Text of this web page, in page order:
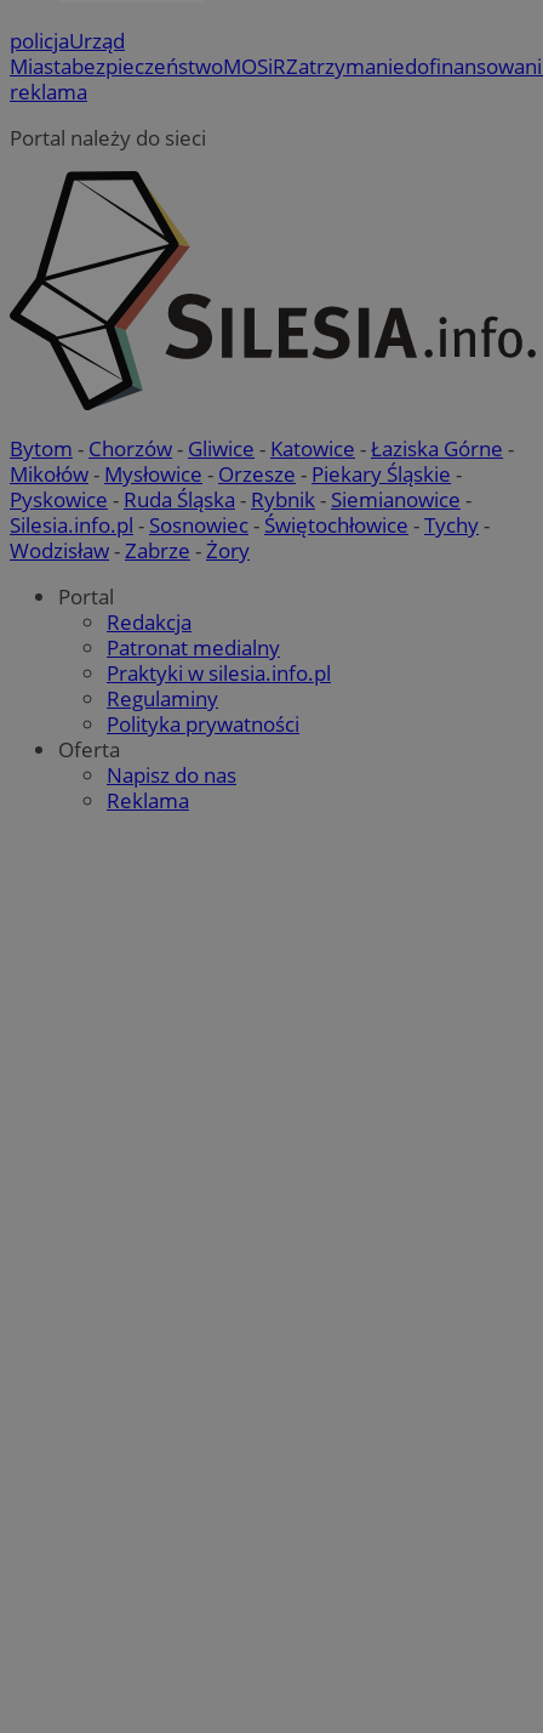
policjaUrząd
MiastabezpieczeństwoMOSiRZatrzymanie
reklama
Portal należy do sieci
Bytom - Chorzów- Gliwice - Katowice -Łaziska Górne -
Mikołów- Mysłowice - Orzesze - Piekary Śląskie -
Pyskowice - Ruda Śląska - Rybnik- Siemianowice -
Silesia.info.pl - Sosnowiec- Świętochłowice -Tychy-
Wodzisław-Zabrze -Żory
Portal
Redakcja
Patronat medialny
Praktyki w silesia.info.pl
Regulaminy
Polityka prywatności
Oferta
Napisz do nas
Reklama